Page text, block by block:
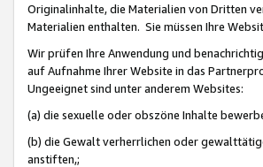
Originalinhalte, die Materialien von Dritten
Materialien enthalten. Sie müssen Ihre
Wir prüfen Ihre Anwendung und
auf Aufnahme Ihrer Website in das
Ungeeignet sind unter anderem Websites:
(a) die sexuelle oder obszöne Inhalte
(b) die Gewalt verherrlichen oder
anstiften,;